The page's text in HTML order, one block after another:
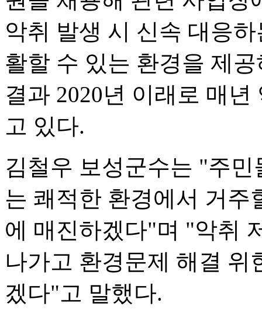
악취 발생 시 신속 대응
활할 수 있는 환경을 제
결과 2020년 이래로 매
고 있다.
김철우 보성군수는 "주
는 쾌적한 환경에서 거주
에 매진하겠다"며 "악취
나가고 환경문제 해결
겠다"고 말했다.